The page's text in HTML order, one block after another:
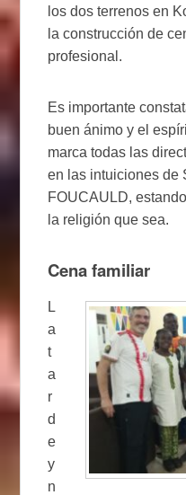
los dos terrenos en
la construcción de
profesional.
Es importante
buen ánimo y el
marca todas las
en las intuiciones de
FOUCAULD,
la religión que sea.
Cena familiar
L
a
t
a
r
d
e
y
n